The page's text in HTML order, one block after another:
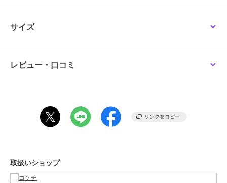
以上の点についてご理解、ご了承いただきますようお願いいたしま
す。
商品カテゴリ
ステーショナリー・バラエティ雑
貨 ／ キャラクターグッズ
サイズ
レビュー・口コミ
取扱いショップ